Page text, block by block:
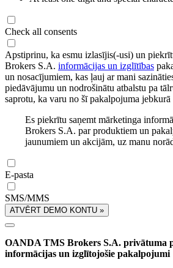
Check all consents
Apstiprinu, ka esmu izlasījis(-usi) un
Brokers S.A. informācijas un izglītības
un nosacījumiem, kas ļauj ar mani
piedāvājumu un nodrošinātu atbalstu pa
saprotu, ka varu no šī pakalpojuma jebkurā
Es piekrītu saņemt mārketinga
Brokers S.A. par produktiem un
jaunumiem un akcijām, uz manu
E-pasta
SMS/MMS
ATVĒRT DEMO KONTU »
OANDA TMS Brokers S.A. privātuma
informācijas un izglītojošie pakalpojumi